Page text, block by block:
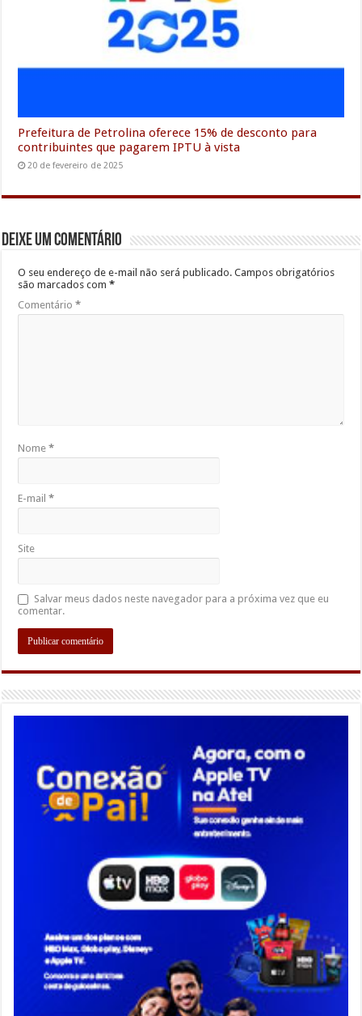
Prefeitura de Petrolina oferece 15% de desconto para
contribuintes que pagarem IPTU à vista
20 de fevereiro de 2025
Deixe um comentário
O seu endereço de e-mail não será publicado. Campos obrigatórios
são marcados com*
Comentário*
Nome*
E-mail*
Site
Salvar meus dados neste navegador para a próxima vez que eu
comentar.